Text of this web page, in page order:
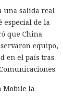
salida real
especial de la
que China
equipo,
en el país tras
Mobile la